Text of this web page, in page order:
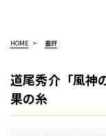
HOME 書評
道尾秀介「風神
果の糸